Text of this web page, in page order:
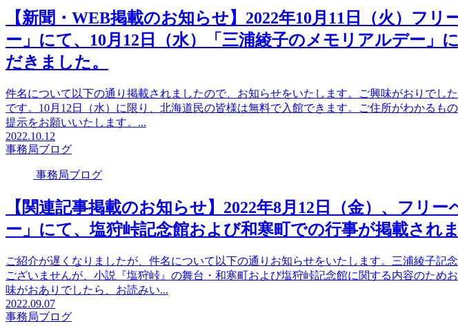
【新聞・WEB掲載のお知らせ】2022年10月11日（火）フリ
ー」にて、10月12日（水）「三浦綾子のメモリアルデー」
だきました。
件名について以下の通り掲載されましたので、お知らせをいたします。ご興味がおりでし
です。10月12日（水）に限り、北海道民の皆様は無料で入館できます。ご住所がわかるも
提示をお願いいたします。...
2022.10.12
事務局ブログ
事務局ブログ
【関連記事掲載のお知らせ】2022年8月12日（金）、フリ
ー」にて、塩狩峠記念館および和寒町での行事が掲載されま
ご紹介が遅くなりましたが、件名について以下の通りお知らせをいたします。三浦綾子記
ございませんが、小説『塩狩峠』の舞台・和寒町および塩狩峠記念館に関する内容のため
味がおありでしたら、お読みい...
2022.09.07
事務局ブログ